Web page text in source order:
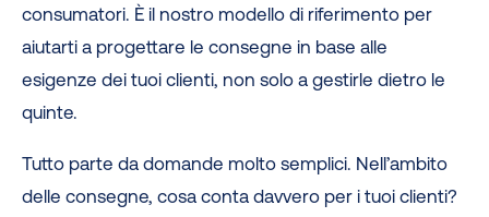
consumatori. È il nostro modello di riferimento per
aiutarti a progettare le consegne in base alle
esigenze dei tuoi clienti, non solo a gestirle dietro le
quinte.
Tutto parte da domande molto semplici. Nell’ambito
delle consegne, cosa conta davvero per i tuoi clienti?